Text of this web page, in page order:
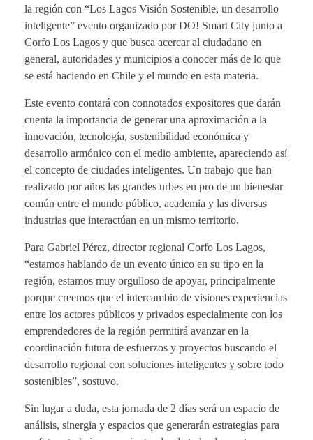
la región con “Los Lagos Visión Sostenible, un desarrollo
inteligente” evento organizado por DO! Smart City junto a
Corfo Los Lagos y que busca acercar al ciudadano en
general, autoridades y municipios a conocer más de lo que
se está haciendo en Chile y el mundo en esta materia.
Este evento contará con connotados expositores que darán
cuenta la importancia de generar una aproximación a la
innovación, tecnología, sostenibilidad económica y
desarrollo armónico con el medio ambiente, apareciendo así
el concepto de ciudades inteligentes. Un trabajo que han
realizado por años las grandes urbes en pro de un bienestar
común entre el mundo público, academia y las diversas
industrias que interactúan en un mismo territorio.
Para Gabriel Pérez, director regional Corfo Los Lagos,
“estamos hablando de un evento único en su tipo en la
región, estamos muy orgulloso de apoyar, principalmente
porque creemos que el intercambio de visiones experiencias
entre los actores públicos y privados especialmente con los
emprendedores de la región permitirá avanzar en la
coordinación futura de esfuerzos y proyectos buscando el
desarrollo regional con soluciones inteligentes y sobre todo
sostenibles”, sostuvo.
Sin lugar a duda, esta jornada de 2 días será un espacio de
análisis, sinergia y espacios que generarán estrategias para